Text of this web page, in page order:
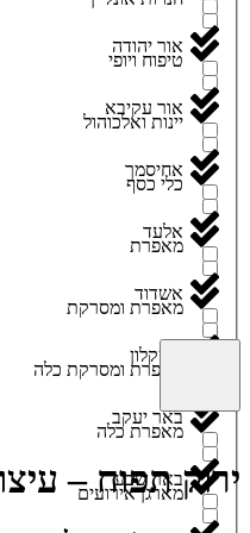
טיפוח ויופי
יינות ואלכוהול
כלי כסף
מאפרת
מאפרת ומסרקת
מאפרת ומסרקת כלה
מאפרת כלה
מארגן אירועים
אור יהודה
אור עקיבא
אחיסמך
אלעד
אשדוד
אשקלון
באר יעקב
באר שבע
ירוק תפוח –